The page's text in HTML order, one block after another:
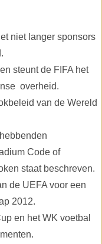
niet langer sponsors
steunt de FIFA het
overheid.
van de Wereld
Code of
staat beschreven.
de UEFA voor een
2012.
en het WK voetbal